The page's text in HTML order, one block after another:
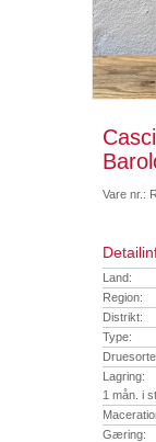
Vare nr.:
Land:
Region:
Distrikt:
Type:
Lagring:
1 mån. i
Gæring: